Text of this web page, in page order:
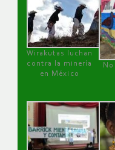
Wirakutas luchan
contra la minería
en México